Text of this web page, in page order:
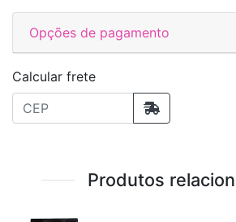
Opções de pagamento
Calcular frete
Produtos